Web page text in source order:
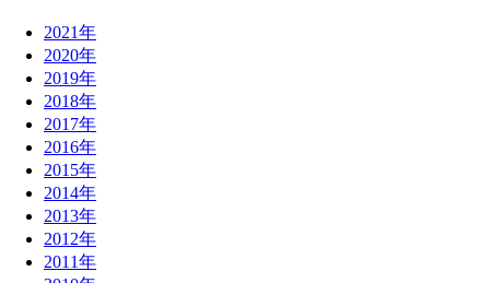
2021年
2020年
2019年
2018年
2017年
2016年
2015年
2014年
2013年
2012年
2011年